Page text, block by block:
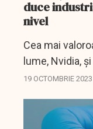
duce
nivel
Cea mai
lume, Nvidia,
Foxconn își
19 OCTOMBRIE 2023